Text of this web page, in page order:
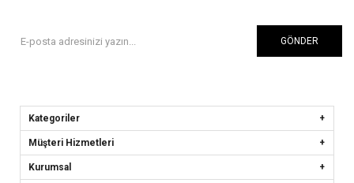
GÖNDER
Kategoriler
Müşteri Hizmetleri
Kurumsal